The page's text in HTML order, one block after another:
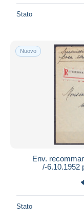
Stato
Nuovo
Env.
/-6.10.1952
Stato